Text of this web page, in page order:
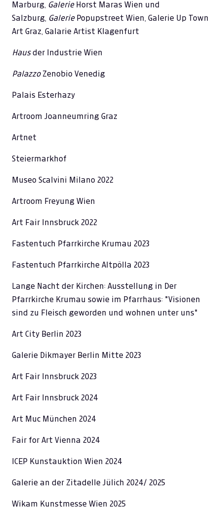
Marburg, GalerieHorst Maras Wien und
Salzburg, GaleriePopupstreet Wien, Galerie Up Town
Art Graz, Galarie Artist Klagenfurt
Hausder Industrie Wien
PalazzoZenobio Venedig
Palais Esterhazy
Artroom Joanneumring Graz
Artnet
Steiermarkhof
Museo Scalvini Milano 2022
Artroom Freyung Wien
Art Fair Innsbruck 2022
Fastentuch Pfarrkirche Krumau 2023
Fastentuch Pfarrkirche Altpölla 2023
Lange Nacht der Kirchen: Ausstellung in Der
Pfarrkirche Krumau sowie im Pfarrhaus: "Visionen
sind zu Fleisch geworden und wohnen unter uns"
Art City Berlin 2023
Galerie Dikmayer Berlin Mitte 2023
Art Fair Innsbruck 2023
Art Fair Innsbruck 2024
Art Muc München 2024
Fair for Art Vienna 2024
ICEP Kunstauktion Wien 2024
Galerie an der Zitadelle Jülich 2024/ 2025
Wikam Kunstmesse Wien 2025